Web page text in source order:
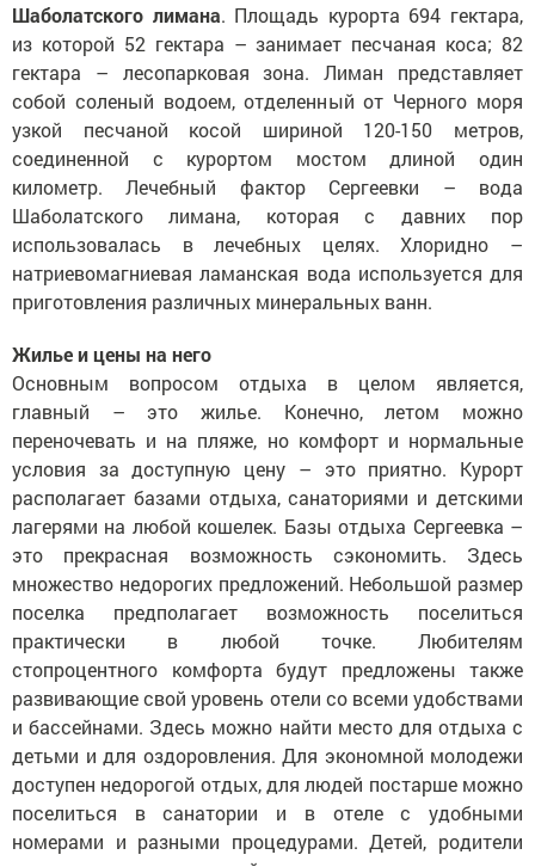
Шаболатского лимана. Площадь курорта 694 гектара,
из которой 52 гектара – занимает песчаная коса; 82
гектара – лесопарковая зона. Лиман представляет
собой соленый водоем, отделенный от Черного моря
узкой песчаной косой шириной 120-150 метров,
соединенной с курортом мостом длиной один
километр. Лечебный фактор Сергеевки – вода
Шаболатского лимана, которая с давних пор
использовалась в лечебных целях. Хлоридно –
натриевомагниевая ламанская вода используется для
приготовления различных минеральных ванн.
Жилье и цены на него
Основным вопросом отдыха в целом является,
главный – это жилье. Конечно, летом можно
переночевать и на пляже, но комфорт и нормальные
условия за доступную цену – это приятно. Курорт
располагает базами отдыха, санаториями и детскими
лагерями на любой кошелек. Базы отдыха Сергеевка –
это прекрасная возможность сэкономить. Здесь
множество недорогих предложений. Небольшой размер
поселка предполагает возможность поселиться
практически в любой точке. Любителям
стопроцентного комфорта будут предложены также
развивающие свой уровень отели со всеми удобствами
и бассейнами. Здесь можно найти место для отдыха с
детьми и для оздоровления. Для экономной молодежи
доступен недорогой отдых, для людей постарше можно
поселиться в санатории и в отеле с удобными
номерами и разными процедурами. Детей, родители